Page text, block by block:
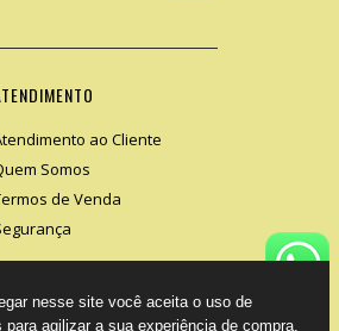
ao Cliente
Somos
de Venda
nesse site você aceita o uso de
para agilizar a sua experiência de compra.